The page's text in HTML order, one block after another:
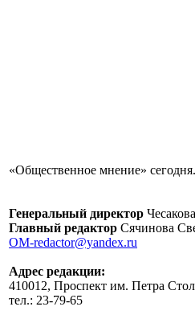
«Общественное мнение»
Генеральный директор
Главный редактор Сячинова
OM-redactor@yandex.ru
Адрес редакции:
410012, Проспект им. Петра
тел.: 23-79-65